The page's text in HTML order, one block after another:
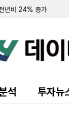
년비 24% 증가
가이던스 상향
재개
3500만 달러로 증액
이시아 등 신규 T20 리
인상 합의안 권고 획
석 투자뉴